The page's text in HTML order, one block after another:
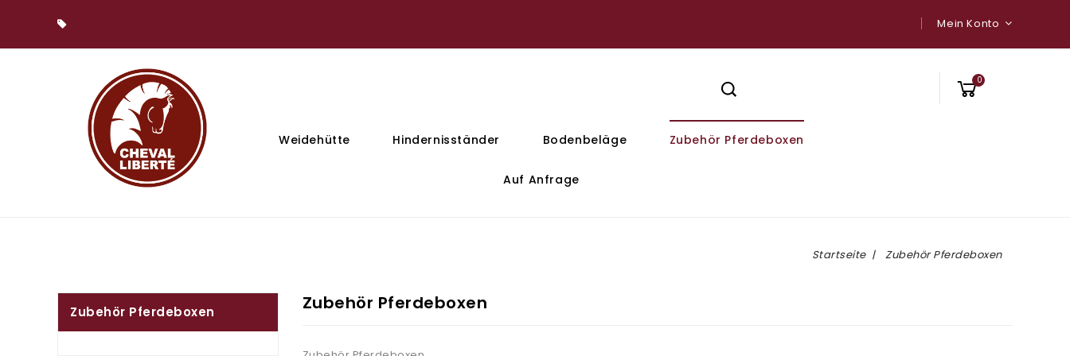
Mein Konto
0
Weidehütte Hindernisständer Bodenbeläge Zubehör Pferdeboxen
Auf Anfrage
Startseite Zubehör Pferdeboxen
Zubehör Pferdeboxen Zubehör Pferdeboxen